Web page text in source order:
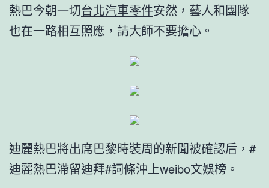
熱巴今朝一切台北汽車零件安然，藝人和團隊
也在一路相互照應，請大師不要擔心。
迪麗熱巴將出席巴黎時裝周的新聞被確認后，#
迪麗熱巴滯留迪拜#詞條沖上weibo文娛榜。